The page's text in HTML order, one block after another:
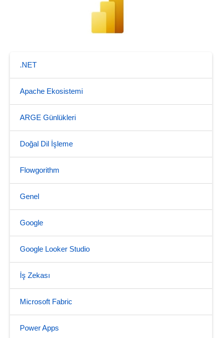
.NET
Apache Ekosistemi
ARGE Günlükleri
Doğal Dil İşleme
Flowgorithm
Genel
Google
Google Looker Studio
İş Zekası
Microsoft Fabric
Power Apps